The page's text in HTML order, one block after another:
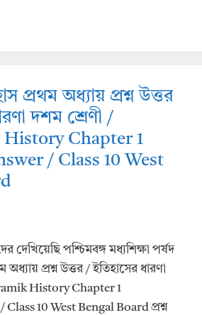
প্রথম অধ্যায় প্রশ্ন উত্তর
দশম শ্রেণী /
Chapter 1
/ Class 10 West
দেখিয়েছি পশ্চিমবঙ্গ মধ্যশিক্ষা পর্ষদ
অধ্যায় প্রশ্ন উত্তর / ইতিহাসের ধারণা
History Chapter 1
10 West Bengal Board প্রশ্ন